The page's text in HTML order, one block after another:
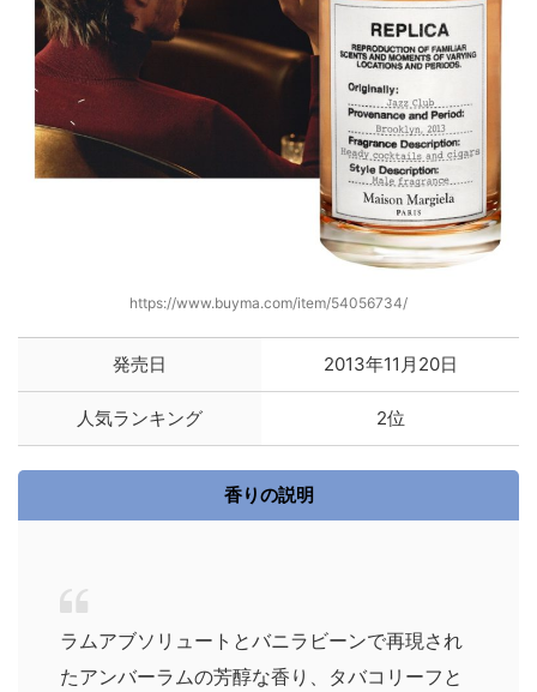
https://www.buyma.com/item/54056734/
発売日 2013年11月20日
人気ランキング 2位
香りの説明
ラムアブソリュートとバニラビーンで再現され
たアンバーラムの芳醇な香り、タバコリーフと